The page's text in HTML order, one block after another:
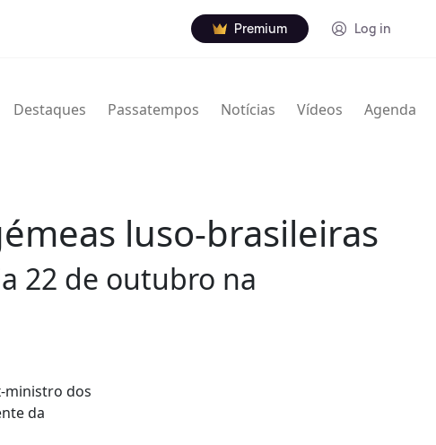
Premium Log in
Destaques Passatempos Notícias Vídeos Agenda
luso-brasileiras
22 de outubro na
ministro dos
da